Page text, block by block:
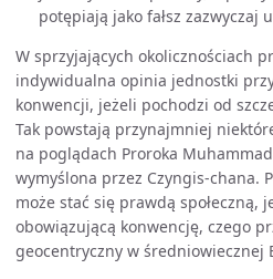
potępiają jako fałsz zazwyczaj
W sprzyjających okolicznościach
indywidualna opinia jednostki
konwencji, jeżeli pochodzi od
Tak powstają przynajmniej
na poglądach Proroka
wymyślona przez Czyngis-chana.
może stać się prawdą społeczną,
obowiązującą konwencję, czego
geocentryczny w średniowiecznej